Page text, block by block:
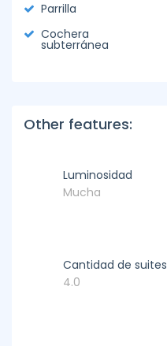
Parrilla
Cochera
subterránea
Other features:
Luminosidad
Mucha
Cantidad de suites
4.0